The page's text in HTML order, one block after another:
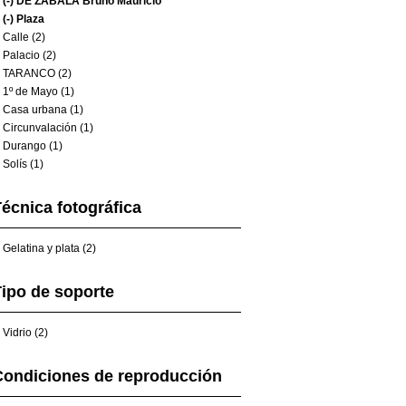
(-) Plaza
Calle (2)
Palacio (2)
TARANCO (2)
1º de Mayo (1)
Casa urbana (1)
Circunvalación (1)
Durango (1)
Solís (1)
fotográfica
Gelatina y plata (2)
de soporte
Vidrio (2)
de reproducción